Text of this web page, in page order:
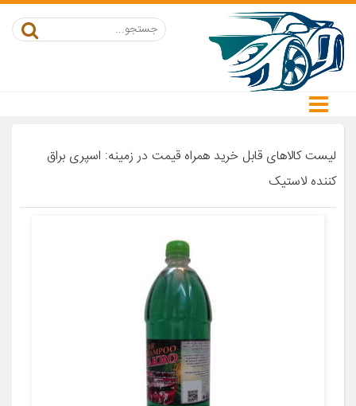
لیست کالاهای قابل خرید همراه قیمت در زمینه: اسپری براق
کننده لاستیک